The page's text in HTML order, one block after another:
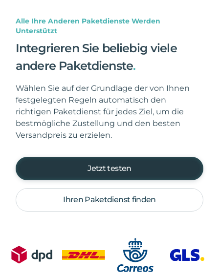
Alle Ihre Anderen Paketdienste Werden
Unterstützt
Integrieren Sie beliebig viele
andere Paketdienste.
Wählen Sie auf der Grundlage der von Ihnen
festgelegten Regeln automatisch den
richtigen Paketdienst für jedes Ziel, um die
bestmögliche Zustellung und den besten
Versandpreis zu erzielen.
Jetzt testen
Ihren Paketdienst finden